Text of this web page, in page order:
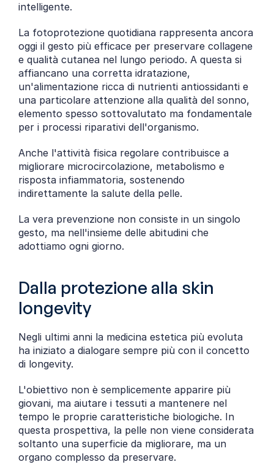
intelligente.
La fotoprotezione quotidiana rappresenta ancora
oggi il gesto più efficace per preservare collagene
e qualità cutanea nel lungo periodo. A questa si
affiancano una corretta idratazione,
un'alimentazione ricca di nutrienti antiossidanti e
una particolare attenzione alla qualità del sonno,
elemento spesso sottovalutato ma fondamentale
per i processi riparativi dell'organismo.
Anche l'attività fisica regolare contribuisce a
migliorare microcircolazione, metabolismo e
risposta infiammatoria, sostenendo
indirettamente la salute della pelle.
La vera prevenzione non consiste in un singolo
gesto, ma nell'insieme delle abitudini che
adottiamo ogni giorno.
Dalla protezione alla skin
longevity
Negli ultimi anni la medicina estetica più evoluta
ha iniziato a dialogare sempre più con il concetto
di longevity.
L'obiettivo non è semplicemente apparire più
giovani, ma aiutare i tessuti a mantenere nel
tempo le proprie caratteristiche biologiche. In
questa prospettiva, la pelle non viene considerata
soltanto una superficie da migliorare, ma un
organo complesso da preservare.